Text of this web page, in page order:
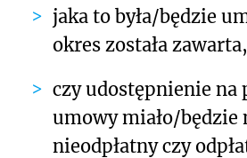
jaka to była/będzie
okres została zawarta,
czy udostępnienie na
umowy miało/będzie
nieodpłatny czy